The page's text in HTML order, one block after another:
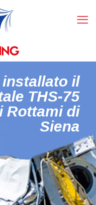
installato il
THS-75
Rottami di
Siena